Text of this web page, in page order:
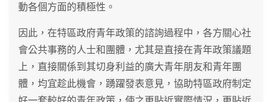
動各個方面的積極性。
因此，在特區政府青年政策的諮詢過程中，各方關心社
會公共事務的人士和團體，尤其是直接在青年政策議題
上，直接關係到其切身利益的廣大青年朋友和青年團
體，均宜趁此機會，踴躍發表意見，協助特區政府制定